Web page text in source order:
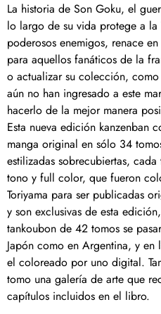
La historia de Son Goku, el
lo largo de su vida protege a la
poderosos enemigos, renace
para aquellos fanáticos de la
o actualizar su colección,
aún no han ingresado a este
hacerlo de la mejor manera
Esta nueva edición kanzenban
manga original en sólo 34
estilizadas sobrecubiertas,
tono y full color, que fueron
Toriyama para ser publicadas
y son exclusivas de esta
tankoubon de 42 tomos se
Japón como en Argentina, y
el coloreado por uno digital.
tomo una galería de arte que
capítulos incluidos en el libro.